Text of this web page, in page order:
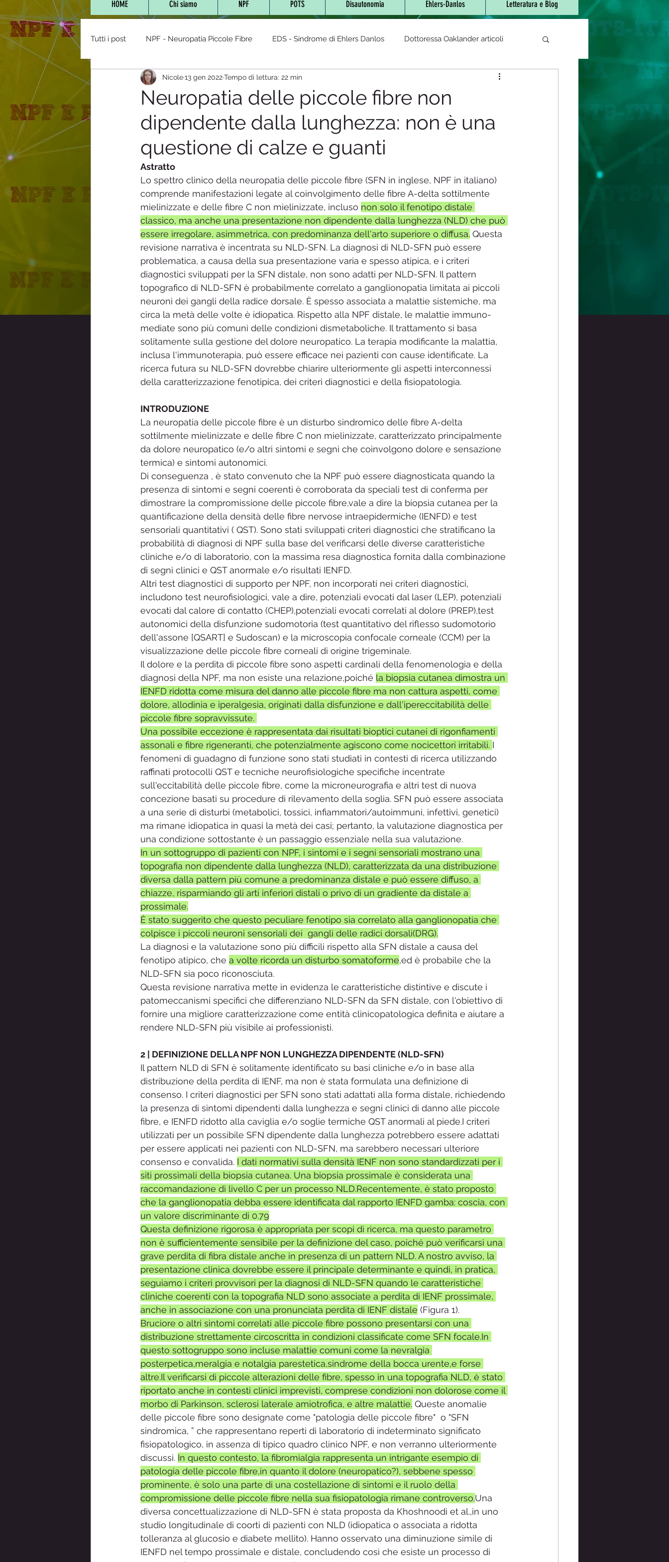
HOME Chi siamo NPF POTS Disautonomia Ehlers-Danlos Letteratura e Blog
Tutti i post NPF - Neuropatia Piccole Fibre EDS - Sindrome di Ehlers Danlos Dottoressa Oaklander articoli
Vaccini,farmaci e NPF POTS - Sindrome da Tachicardia post
NPF e Bambini Stanchezza cronica Lyme (Neuro Borreliosi) Glutine Sindrome bocca urente
Diabete/Tolleranza glucos Disautonomia
mitocondriopatie Staff LES-Lupus eritematoso sistemico Diabete Cannabis terapeutica
Sindrome Raynaud Sensibilità chimica multipla MCS MCAS Cistite interstiziale
ainpf- Associazione Italiana Neurop
Neuropatia delle piccole fibre non
dipendente dalla lunghezza: non è una
questione di calze e guanti
Nicole13 gen 2022Tempo di lettura: 22 min
Astratto
Lo spettro clinico della neuropatia delle piccole fibre (SFN in inglese, NPF in italiano)
comprende manifestazioni legate al coinvolgimento delle fibre A-delta sottilmente
mielinizzate e delle fibre C non mielinizzate, incluso non solo il fenotipo distale
classico, ma anche una presentazione non dipendente dalla lunghezza (NLD) che può
essere irregolare, asimmetrica, con predominanza dell'arto superiore o diffusa. Questa
revisione narrativa è incentrata su NLD-SFN. La diagnosi di NLD-SFN può essere
problematica, a causa della sua presentazione varia e spesso atipica, e i criteri
diagnostici sviluppati per la SFN distale, non sono adatti per NLD-SFN. Il pattern
topografico di NLD-SFN è probabilmente correlato a ganglionopatia limitata ai piccoli
neuroni dei gangli della radice dorsale. È spesso associata a malattie sistemiche, ma
circa la metà delle volte è idiopatica. Rispetto alla NPF distale, le malattie immuno-
mediate sono più comuni delle condizioni dismetaboliche. Il trattamento si basa
solitamente sulla gestione del dolore neuropatico. La terapia modificante la malattia,
inclusa l'immunoterapia, può essere efficace nei pazienti con cause identificate. La
ricerca futura su NLD-SFN dovrebbe chiarire ulteriormente gli aspetti interconnessi
della caratterizzazione fenotipica, dei criteri diagnostici e della fisiopatologia.
INTRODUZIONE
La neuropatia delle piccole fibre è un disturbo sindromico delle fibre A-delta
sottilmente mielinizzate e delle fibre C non mielinizzate, caratterizzato principalmente
da dolore neuropatico (e/o altri sintomi e segni che coinvolgono dolore e sensazione
termica) e sintomi autonomici.
Di conseguenza , è stato convenuto che la NPF può essere diagnosticata quando la
presenza di sintomi e segni coerenti è corroborata da speciali test di conferma per
dimostrare la compromissione delle piccole fibre,vale a dire la biopsia cutanea per la
quantificazione della densità delle fibre nervose intraepidermiche (IENFD) e test
sensoriali quantitativi ( QST). Sono stati sviluppati criteri diagnostici che stratificano la
probabilità di diagnosi di NPF sulla base del verificarsi delle diverse caratteristiche
cliniche e/o di laboratorio, con la massima resa diagnostica fornita dalla combinazione
di segni clinici e QST anormale e/o risultati IENFD.
Altri test diagnostici di supporto per NPF, non incorporati nei criteri diagnostici,
includono test neurofisiologici, vale a dire, potenziali evocati dal laser (LEP), potenziali
evocati dal calore di contatto (CHEP),potenziali evocati correlati al dolore (PREP),test
autonomici della disfunzione sudomotoria (test quantitativo del riflesso sudomotorio
dell'assone [QSART] e Sudoscan) e la microscopia confocale corneale (CCM) per la
visualizzazione delle piccole fibre corneali di origine trigeminale.
Il dolore e la perdita di piccole fibre sono aspetti cardinali della fenomenologia e della
diagnosi della NPF, ma non esiste una relazione,poiché la biopsia cutanea dimostra un
IENFD ridotta come misura del danno alle piccole fibre ma non cattura aspetti, come
dolore, allodinia e iperalgesia, originati dalla disfunzione e dall'ipereccitabilità delle
piccole fibre sopravvissute.
Una possibile eccezione è rappresentata dai risultati bioptici cutanei di rigonfiamenti
assonali e fibre rigeneranti, che potenzialmente agiscono come nocicettori irritabili. I
fenomeni di guadagno di funzione sono stati studiati in contesti di ricerca utilizzando
raffinati protocolli QST e tecniche neurofisiologiche specifiche incentrate
sull'eccitabilità delle piccole fibre, come la microneurografia e altri test di nuova
concezione basati su procedure di rilevamento della soglia. SFN può essere associata
a una serie di disturbi (metabolici, tossici, infiammatori/autoimmuni, infettivi, genetici)
ma rimane idiopatica in quasi la metà dei casi; pertanto, la valutazione diagnostica per
una condizione sottostante è un passaggio essenziale nella sua valutazione.
In un sottogruppo di pazienti con NPF, i sintomi e i segni sensoriali mostrano una
topografia non dipendente dalla lunghezza (NLD), caratterizzata da una distribuzione
diversa dalla pattern più comune a predominanza distale e può essere diffuso, a
chiazze, risparmiando gli arti inferiori distali o privo di un gradiente da distale a
prossimale.
È stato suggerito che questo peculiare fenotipo sia correlato alla ganglionopatia che
colpisce i piccoli neuroni sensoriali dei  gangli delle radici dorsali(DRG).
La diagnosi e la valutazione sono più difficili rispetto alla SFN distale a causa del
fenotipo atipico, che a volte ricorda un disturbo somatoforme,ed è probabile che la
NLD-SFN sia poco riconosciuta.
Questa revisione narrativa mette in evidenza le caratteristiche distintive e discute i
patomeccanismi specifici che differenziano NLD-SFN da SFN distale, con l'obiettivo di
fornire una migliore caratterizzazione come entità clinicopatologica definita e aiutare a
rendere NLD-SFN più visibile ai professionisti.
2 | DEFINIZIONE DELLA NPF NON LUNGHEZZA DIPENDENTE (NLD-SFN)
Il pattern NLD di SFN è solitamente identificato su basi cliniche e/o in base alla
distribuzione della perdita di IENF, ma non è stata formulata una definizione di
consenso. I criteri diagnostici per SFN sono stati adattati alla forma distale, richiedendo
la presenza di sintomi dipendenti dalla lunghezza e segni clinici di danno alle piccole
fibre, e IENFD ridotto alla caviglia e/o soglie termiche QST anormali al piede.I criteri
utilizzati per un possibile SFN dipendente dalla lunghezza potrebbero essere adattati
per essere applicati nei pazienti con NLD-SFN, ma sarebbero necessari ulteriore
consenso e convalida. I dati normativi sulla densità IENF non sono standardizzati per i
siti prossimali della biopsia cutanea. Una biopsia prossimale è considerata una
raccomandazione di livello C per un processo NLD.Recentemente, è stato proposto
che la ganglionopatia debba essere identificata dal rapporto IENFD gamba: coscia, con
un valore discriminante di 0.79
Questa definizione rigorosa è appropriata per scopi di ricerca, ma questo parametro
non è sufficientemente sensibile per la definizione del caso, poiché può verificarsi una
grave perdita di fibra distale anche in presenza di un pattern NLD. A nostro avviso, la
presentazione clinica dovrebbe essere il principale determinante e quindi, in pratica,
seguiamo i criteri provvisori per la diagnosi di NLD-SFN quando le caratteristiche
cliniche coerenti con la topografia NLD sono associate a perdita di IENF prossimale,
anche in associazione con una pronunciata perdita di IENF distale (Figura 1).
Bruciore o altri sintomi correlati alle piccole fibre possono presentarsi con una
distribuzione strettamente circoscritta in condizioni classificate come SFN focale.In
questo sottogruppo sono incluse malattie comuni come la nevralgia
posterpetica,meralgia e notalgia parestetica,sindrome della bocca urente,e forse
altre.Il verificarsi di piccole alterazioni delle fibre, spesso in una topografia NLD, è stato
riportato anche in contesti clinici imprevisti, comprese condizioni non dolorose come il
morbo di Parkinson, sclerosi laterale amiotrofica, e altre malattie. Queste anomalie
delle piccole fibre sono designate come "patologia delle piccole fibre"  o "SFN
sindromica, ” che rappresentano reperti di laboratorio di indeterminato significato
fisiopatologico, in assenza di tipico quadro clinico NPF, e non verranno ulteriormente
discussi. In questo contesto, la fibromialgia rappresenta un intrigante esempio di
patologia delle piccole fibre,in quanto il dolore (neuropatico?), sebbene spesso
prominente, è solo una parte di una costellazione di sintomi e il ruolo della
compromissione delle piccole fibre nella sua fisiopatologia rimane controverso.Una
diversa concettualizzazione di NLD-SFN è stata proposta da Khoshnoodi et al.,in uno
studio longitudinale di coorti di pazienti con NLD (idiopatica o associata a ridotta
tolleranza al glucosio e diabete mellito). Hanno osservato una diminuzione simile di
IENFD nel tempo prossimale e distale, concludendo così che esiste un processo di